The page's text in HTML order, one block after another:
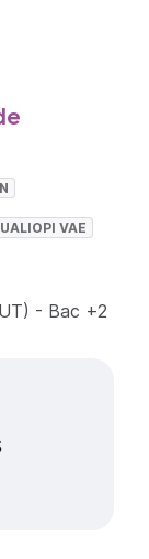
VAE
- Bac +2